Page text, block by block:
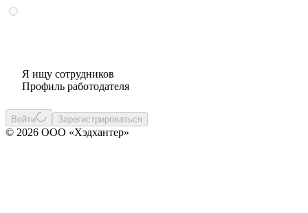
Я ищу сотрудников
Профиль работодателя
Войти Зарегистрироваться
© 2026 ООО «Хэдхантер»